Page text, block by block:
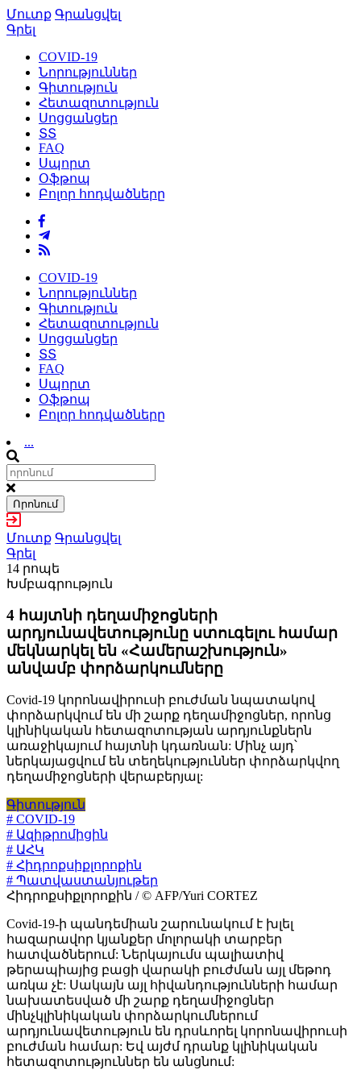
Մուտք Գրանցվել
Գրել
COVID-19
Նորություններ
Գիտություն
Հետազոտություն
Սոցցանցեր
ՏՏ
FAQ
Սպորտ
Օֆթոպ
Բոլոր հոդվածները
COVID-19
Նորություններ
Գիտություն
Հետազոտություն
Սոցցանցեր
ՏՏ
FAQ
Սպորտ
Օֆթոպ
Բոլոր հոդվածները
...
Որոնում
Մուտք Գրանցվել
Գրել
14 րոպե
Խմբագրություն
4 հայտնի դեղամիջոցների
արդյունավետությունը ստուգելու համար
մեկնարկել են «Համերաշխություն»
անվամբ փորձարկումները
Covid-19 կորոնավիրուսի բուժման նպատակով
փորձարկվում են մի շարք դեղամիջոցներ, որոնց
կլինիկական հետազոտության արդյունքներն
առաջիկայում հայտնի կդառնան: Մինչ այդ՝
ներկայացվում են տեղեկություններ փորձարկվող
դեղամիջոցների վերաբերյալ:
Գիտություն
# COVID-19
# Ազիթրոմիցին
# ԱՀԿ
# Հիդրոքսիքլորոքին
# Պատվաստանյութեր
Հիդրոքսիքլորոքին / © AFP/Yuri CORTEZ
Covid-19-ի պանդեմիան շարունակում է խլել
հազարավոր կյանքեր մոլորակի տարբեր
հատվածներում: Ներկայումս պալիատիվ
թերապիայից բացի վարակի բուժման այլ մեթոդ
առկա չէ: Սակայն այլ հիվանդությունների համար
նախատեսված մի շարք դեղամիջոցներ
մինչկլինիկական փորձարկումներում
արդյունավետություն են դրսևորել կորոնավիրուսի
բուժման համար: Եվ այժմ դրանք կլինիկական
հետազոտություններ են անցնում: